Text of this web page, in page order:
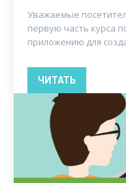
Уважаемые
первую часть курса
приложению для
ЧИТАТЬ